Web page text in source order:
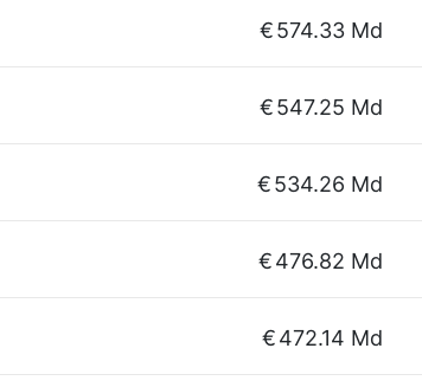
€574.33 Md
€547.25 Md
€534.26 Md
€476.82 Md
€472.14 Md